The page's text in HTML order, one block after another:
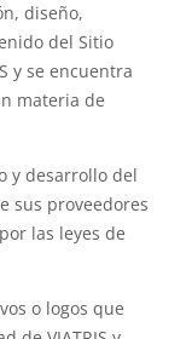
diseño,
del Sitio
y se encuentra
materia de
y desarrollo del
sus proveedores
las leyes de
o logos que